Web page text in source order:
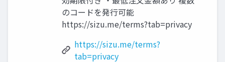
のコードを発行可能
https://sizu.me/terms?tab=privacy
https://sizu.me/terms?
tab=privacy